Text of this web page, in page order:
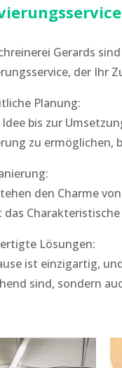
Gerards
der Ihr
Planung:
bis zur
zu ermöglichen,
den Charme
das
Lösungen:
ist einzigartig,
sind, sondern